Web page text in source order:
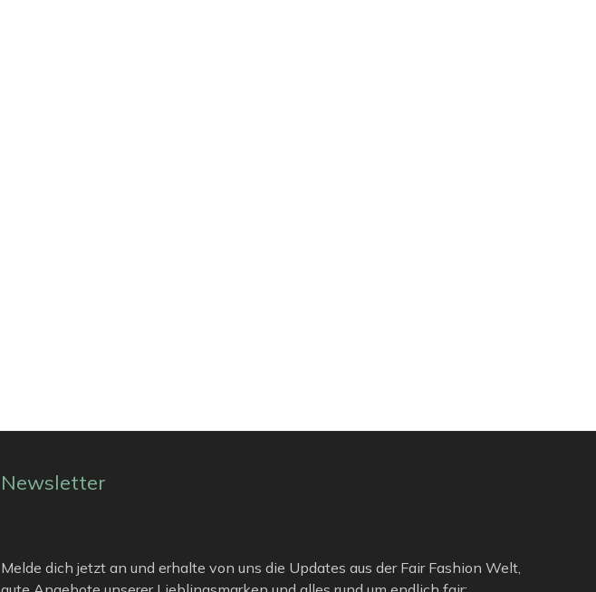
Newsletter
Melde dich jetzt an und erhalte von uns die Updates aus der Fair Fashion Welt,